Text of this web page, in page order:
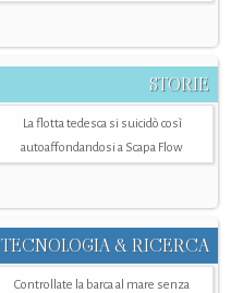
STORIE
La flotta tedesca si suicidò così
autoaffondandosi a Scapa Flow
TECNOLOGIA & RICERCA
Controllate la barca al mare senza